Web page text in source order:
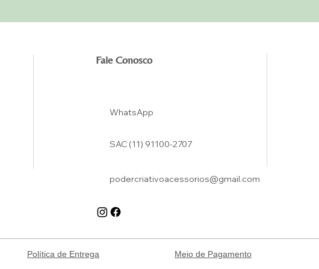
Fale Conosco
WhatsApp
SAC (11) 91100-2707
podercriativoacessorios@gmail.com
Política de Entrega Meio de Pagamento